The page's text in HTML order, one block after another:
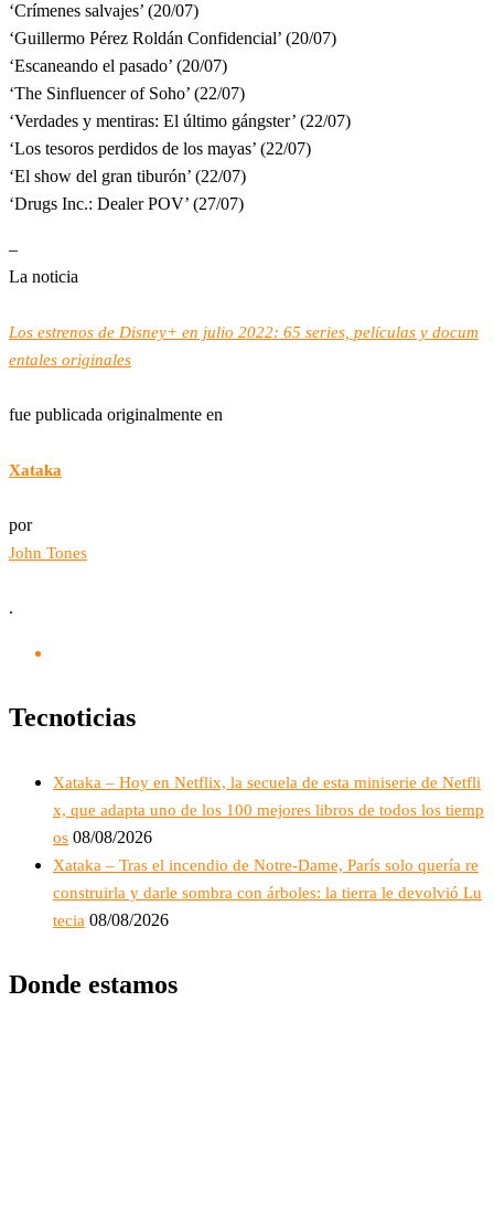
‘Crímenes salvajes’ (20/07)
‘Guillermo Pérez Roldán Confidencial’ (20/07)
‘Escaneando el pasado’ (20/07)
‘The Sinfluencer of Soho’ (22/07)
‘Verdades y mentiras: El último gángster’ (22/07)
‘Los tesoros perdidos de los mayas’ (22/07)
‘El show del gran tiburón’ (22/07)
‘Drugs Inc.: Dealer POV’ (27/07)
–
La noticia
Los estrenos de Disney+ en julio 2022: 65 series, películas y docum
entales originales
fue publicada originalmente en
Xataka
por
John Tones
.
Tecnoticias
Xataka – Hoy en Netflix, la secuela de esta miniserie de Netfli
x, que adapta uno de los 100 mejores libros de todos los tiemp
os 08/08/2026
Xataka – Tras el incendio de Notre-Dame, París solo quería re
construirla y darle sombra con árboles: la tierra le devolvió Lu
tecia 08/08/2026
Donde estamos